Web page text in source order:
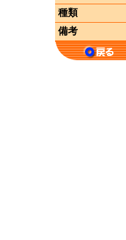
種類
備考